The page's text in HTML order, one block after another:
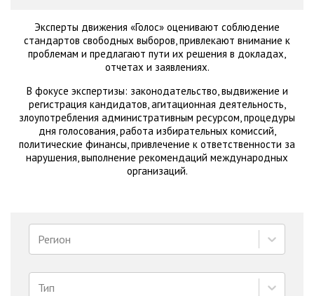
Эксперты движения «Голос» оценивают соблюдение
стандартов свободных выборов, привлекают внимание к
проблемам и предлагают пути их решения в докладах,
отчетах и заявлениях.
В фокусе экспертизы: законодательство, выдвижение и
регистрация кандидатов, агитационная деятельность,
злоупотребления административным ресурсом, процедуры
дня голосования, работа избирательных комиссий,
политические финансы, привлечение к ответственности за
нарушения, выполнение рекомендаций международных
организаций.
Регион
Тип